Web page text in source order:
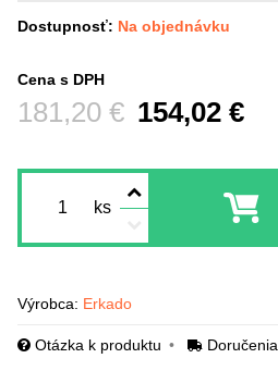
Dostupnosť: Na objednávku
Cena s DPH
154,02 €
Pred zľavou:
181,20 €
ks
Výrobca: Erkado
Otázka k produktu Doručenia